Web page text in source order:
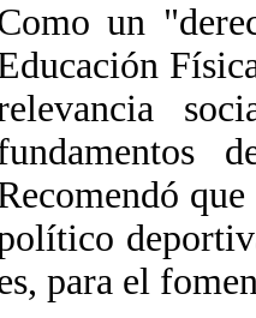
un
para el